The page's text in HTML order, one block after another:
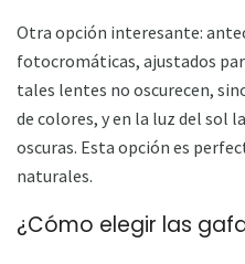
Otra opción interesante:
fotocromáticas, ajustados
tales lentes no oscurecen,
de colores, y en la luz del sol
oscuras. Esta opción es
naturales.
¿Cómo elegir las